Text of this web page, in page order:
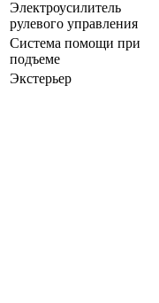
Электроусилитель
рулевого управления
Система помощи при
подъеме
Экстерьер